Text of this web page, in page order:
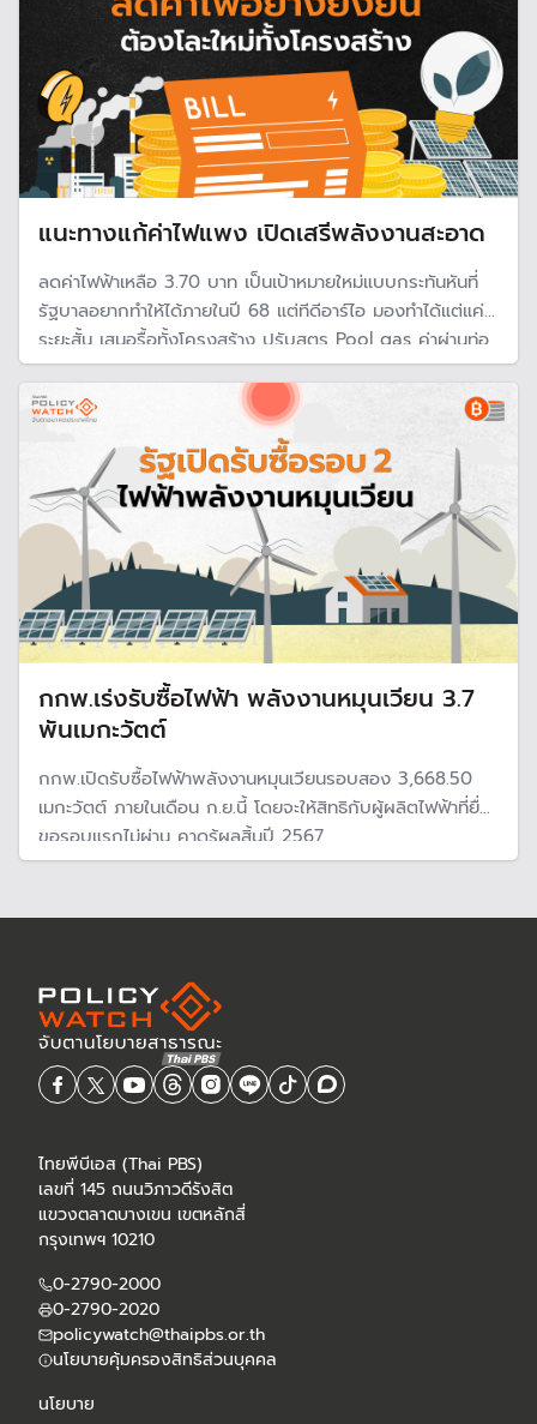
แนะทางแก้ค่าไฟแพง เปิดเสรีพลังงานสะอาด
ลดค่าไฟฟ้าเหลือ 3.70 บาท เป็นเป้าหมายใหม่แบบกระทันหันที่
รัฐบาลอยากทำให้ได้ภายในปี 68 แต่ทีดีอาร์ไอ มองทำได้แต่แค่
ระยะสั้น เสนอรื้อทั้งโครงสร้าง ปรับสูตร Pool gas ค่าผ่านท่อ
ก๊าซฯ และค่าความพร้อมจ่าย (AP) พร้อมเปิดตลาดไฟฟ้าเสรี
พลังงานสะอาด
กกพ.เร่งรับซื้อไฟฟ้า พลังงานหมุนเวียน 3.7
พันเมกะวัตต์
กกพ.เปิดรับซื้อไฟฟ้าพลังงานหมุนเวียนรอบสอง 3,668.50
เมกะวัตต์ ภายในเดือน ก.ย.นี้ โดยจะให้สิทธิกับผู้ผลิตไฟฟ้าที่ยื่น
ขอรอบแรกไม่ผ่าน คาดรู้ผลสิ้นปี 2567
ไทยพีบีเอส (Thai PBS)
เลขที่ 145 ถนนวิภาวดีรังสิต
แขวงตลาดบางเขน เขตหลักสี่
กรุงเทพฯ 10210
0-2790-2000
0-2790-2020
policywatch@thaipbs.or.th
นโยบายคุ้มครองสิทธิส่วนบุคคล
นโยบาย